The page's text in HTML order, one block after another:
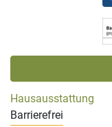
Hausausstattung
Barrierefrei